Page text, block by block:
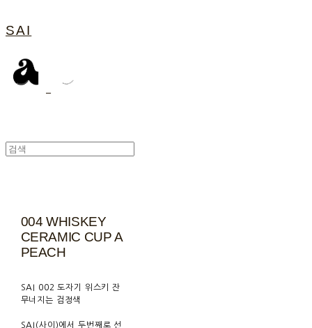
SAI
004 WHISKEY
CERAMIC CUP A
PEACH
SAI 002 도자기 위스키 잔
무너지는 검정색
SAI(사이)에서 두번째로 선